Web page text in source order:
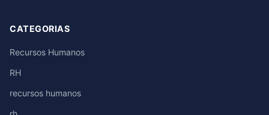
CATEGORIAS
Recursos Humanos
RH
recursos humanos